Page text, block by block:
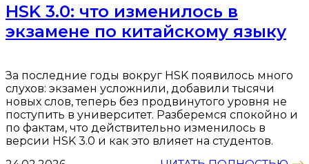
HSK 3.0: что изменилось в
экзамене по китайскому языку
За последние годы вокруг HSK появилось много
слухов: экзамен усложнили, добавили тысячи
новых слов, теперь без продвинутого уровня не
поступить в университет. Разберемся спокойно и
по фактам, что действительно изменилось в
версии HSK 3.0 и как это влияет на студентов.